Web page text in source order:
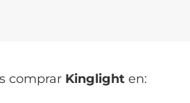
comprar Kinglight en: